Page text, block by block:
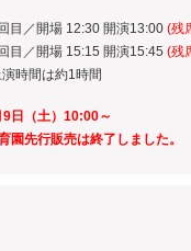
目／開場 12:30 開演13:00 (残
目／開場 15:15 開演15:45 (残
時間は約1時間
日（土）10:00～
園先行販売は終了しました。